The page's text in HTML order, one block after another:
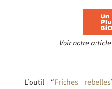
Voir notre
L’outil “Friches rebelles